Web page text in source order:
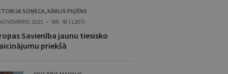
SOŅECA,KĀRLIS PIĢĒNS
2021 • NR. 45 (1207)
Savienība jaunu tiesisko
priekšā